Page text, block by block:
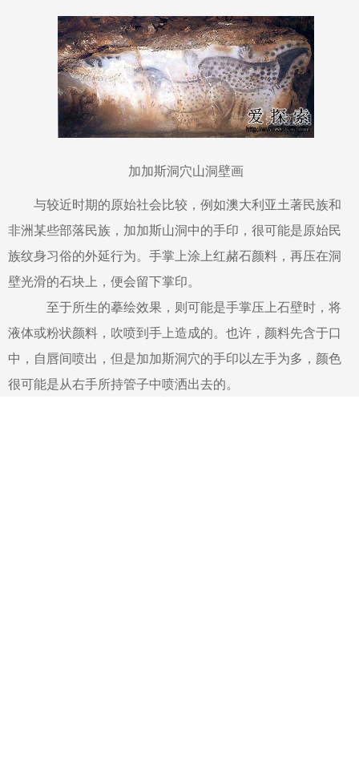
加加斯洞穴山洞壁画
与较近时期的原始社会比较，例如澳大利亚土著民族和
非洲某些部落民族，加加斯山洞中的手印，很可能是原始民
族纹身习俗的外延行为。手掌上涂上红赭石颜料，再压在洞
壁光滑的石块上，便会留下掌印。
至于所生的摹绘效果，则可能是手掌压上石壁时，将
液体或粉状颜料，吹喷到手上造成的。也许，颜料先含于口
中，自唇间喷出，但是加加斯洞穴的手印以左手为多，颜色
很可能是从右手所持管子中喷洒出去的。